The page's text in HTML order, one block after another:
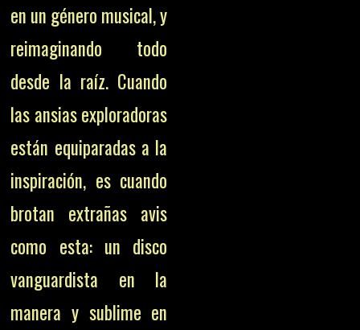
en un género musical, y
reimaginando todo
desde la raíz. Cuando
las ansias exploradoras
están equiparadas a la
inspiración, es cuando
brotan extrañas avis
como esta: un disco
vanguardista en la
manera y sublime en